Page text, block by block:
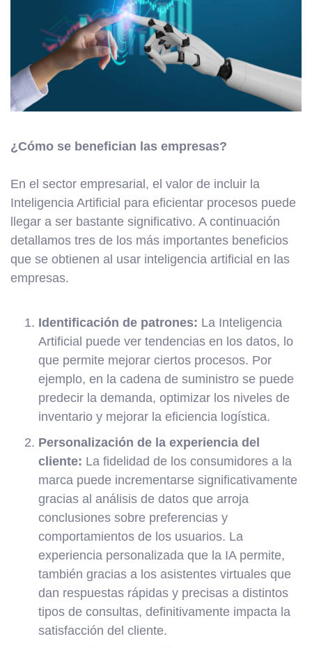
¿Cómo se benefician las empresas?
En el sector empresarial, el valor de incluir la
Inteligencia Artificial para eficientar procesos puede
llegar a ser bastante significativo. A continuación
detallamos tres de los más importantes beneficios
que se obtienen al usar inteligencia artificial en las
empresas.
Identificación de patrones: La Inteligencia
Artificial puede ver tendencias en los datos, lo
que permite mejorar ciertos procesos. Por
ejemplo, en la cadena de suministro se puede
predecir la demanda, optimizar los niveles de
inventario y mejorar la eficiencia logística.
Personalización de la experiencia del
cliente: La fidelidad de los consumidores a la
marca puede incrementarse significativamente
gracias al análisis de datos que arroja
conclusiones sobre preferencias y
comportamientos de los usuarios. La
experiencia personalizada que la IA permite,
también gracias a los asistentes virtuales que
dan respuestas rápidas y precisas a distintos
tipos de consultas, definitivamente impacta la
satisfacción del cliente.